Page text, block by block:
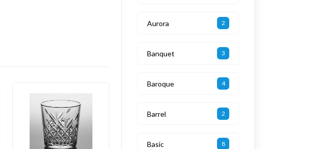
Aurora 2
Banquet 3
Baroque 4
Barrel 2
Basic 8